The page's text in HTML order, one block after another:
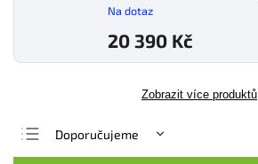
Na dotaz
20 390 Kč
Zobrazit více produktů
Doporučujeme